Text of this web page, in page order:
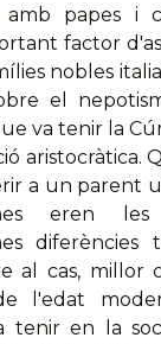
papes i
factor
nobles
el
va tenir la
aristocràtica.
a un parent
eren les
diferències
al cas, millor
l'edat
tenir en la